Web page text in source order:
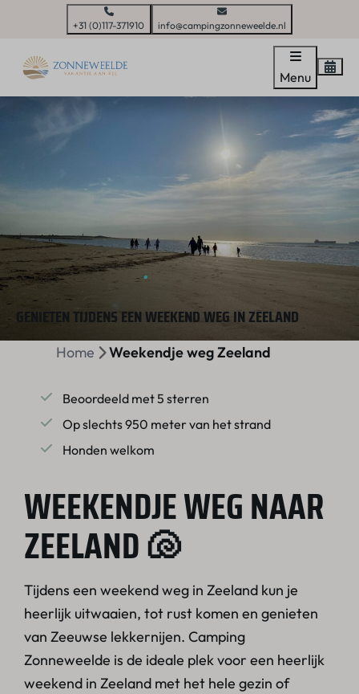
+31 (0)117-371910 info@campingzonneweelde.nl
Menu
GENIETEN TIJDENS EEN WEEKEND WEG IN ZEELAND
Home Weekendje weg Zeeland
Beoordeeld met 5 sterren
Op slechts 950 meter van het strand
Honden welkom
WEEKENDJE WEG NAAR
ZEELAND 🐚
Tijdens een weekend weg in Zeeland kun je
heerlijk uitwaaien, tot rust komen en genieten
van Zeeuwse lekkernijen. Camping
Zonneweelde is de ideale plek voor een heerlijk
weekend in Zeeland met het hele gezin of